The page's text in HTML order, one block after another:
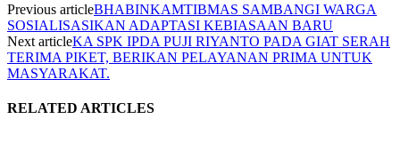
Previous articleBHABINKAMTIBMAS SAMBANGI WARGA
SOSIALISASIKAN ADAPTASI KEBIASAAN BARU
Next articleKA SPK IPDA PUJI RIYANTO PADA GIAT SERAH
TERIMA PIKET, BERIKAN PELAYANAN PRIMA UNTUK
MASYARAKAT.
RELATED ARTICLES